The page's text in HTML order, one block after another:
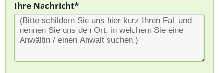
Ihre Nachricht*